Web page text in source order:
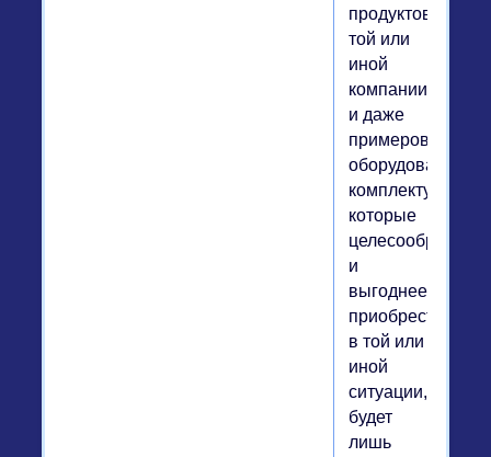
продуктов
той или
иной
компании
и даже
примеров
оборудования/
комплектующих,
которые
целесообразнее
и
выгоднее
приобрести
в той или
иной
ситуации,
будет
лишь